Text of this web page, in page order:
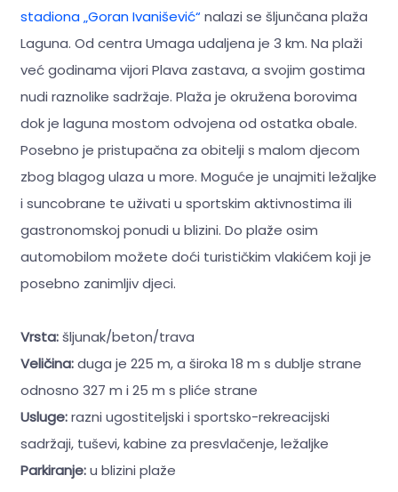
stadiona „Goran Ivanišević“ nalazi se šljunčana plaža
Laguna. Od centra Umaga udaljena je 3 km. Na plaži
već godinama vijori Plava zastava, a svojim gostima
nudi raznolike sadržaje. Plaža je okružena borovima
dok je laguna mostom odvojena od ostatka obale.
Posebno je pristupačna za obitelji s malom djecom
zbog blagog ulaza u more. Moguće je unajmiti ležaljke
i suncobrane te uživati u sportskim aktivnostima ili
gastronomskoj ponudi u blizini. Do plaže osim
automobilom možete doći turističkim vlakićem koji je
posebno zanimljiv djeci.
Vrsta:šljunak/beton/trava
Veličina:duga je 225 m, a široka 18 m s dublje strane
odnosno 327 m i 25 m s pliće strane
Usluge:razni ugostiteljski i sportsko-rekreacijski
sadržaji, tuševi, kabine za presvlačenje, ležaljke
Parkiranje:u blizini plaže